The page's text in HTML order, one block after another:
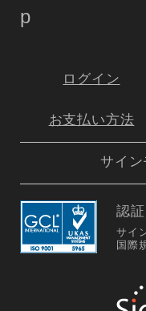
p
ログイン
お支払い方法
サイ
認
サイ
国際